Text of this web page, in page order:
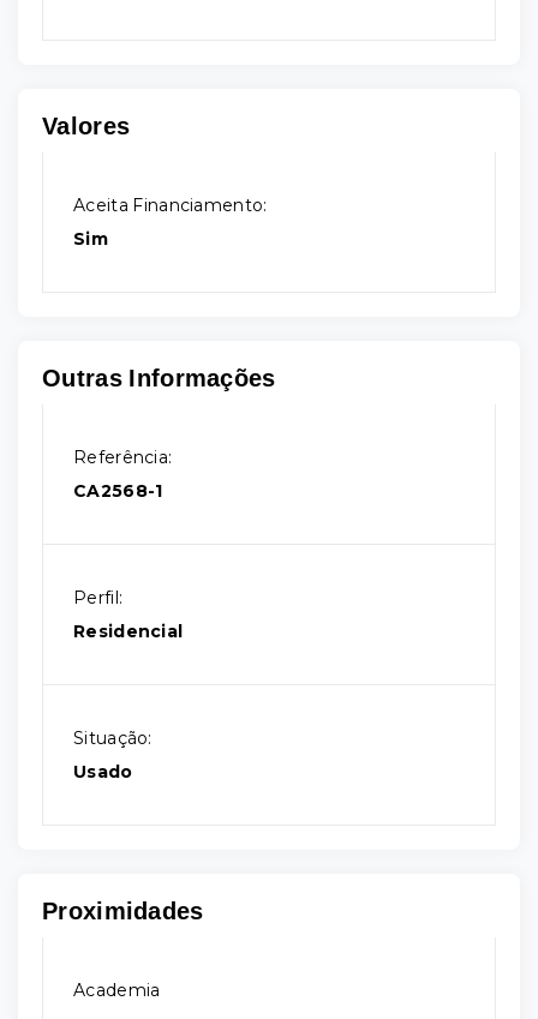
Valores
Aceita Financiamento:
Sim
Outras Informações
Referência:
CA2568-1
Perfil:
Residencial
Situação:
Usado
Proximidades
Academia